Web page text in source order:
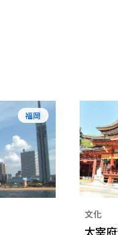
福岡
文化
太宰